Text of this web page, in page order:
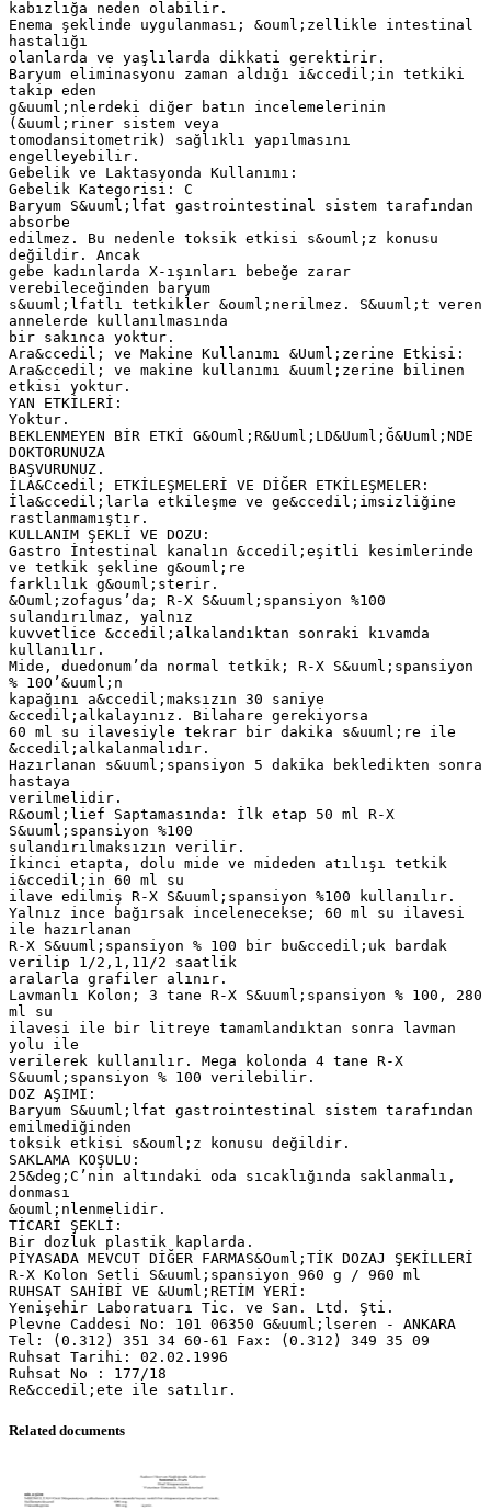
kabızlığa neden olabilir.
Enema şeklinde uygulanması; &ouml;zellikle intestinal
hastalığı
olanlarda ve yaşlılarda dikkati gerektirir.
Baryum eliminasyonu zaman aldığı i&ccedil;in tetkiki
takip eden
g&uuml;nlerdeki diğer batın incelemelerinin
(&uuml;riner sistem veya
tomodansitometrik) sağlıklı yapılmasını
engelleyebilir.
Gebelik ve Laktasyonda Kullanımı:
Gebelik Kategorisi: C
Baryum S&uuml;lfat gastrointestinal sistem tarafından
absorbe
edilmez. Bu nedenle toksik etkisi s&ouml;z konusu
değildir. Ancak
gebe kadınlarda X-ışınları bebeğe zarar
verebileceğinden baryum
s&uuml;lfatlı tetkikler &ouml;nerilmez. S&uuml;t veren
annelerde kullanılmasında
bir sakınca yoktur.
Ara&ccedil; ve Makine Kullanımı &Uuml;zerine Etkisi:
Ara&ccedil; ve makine kullanımı &uuml;zerine bilinen
etkisi yoktur.
YAN ETKİLERİ:
Yoktur.
BEKLENMEYEN BİR ETKİ G&Ouml;R&Uuml;LD&Uuml;Ğ&Uuml;NDE
DOKTORUNUZA
BAŞVURUNUZ.
İLA&Ccedil; ETKİLEŞMELERİ VE DİĞER ETKİLEŞMELER:
İla&ccedil;larla etkileşme ve ge&ccedil;imsizliğine
rastlanmamıştır.
KULLANIM ŞEKLİ VE DOZU:
Gastro İntestinal kanalın &ccedil;eşitli kesimlerinde
ve tetkik şekline g&ouml;re
farklılık g&ouml;sterir.
&Ouml;zofagus’da; R-X S&uuml;spansiyon %100
sulandırılmaz, yalnız
kuvvetlice &ccedil;alkalandıktan sonraki kıvamda
kullanılır.
Mide, duedonum’da normal tetkik; R-X S&uuml;spansiyon
% 10O’&uuml;n
kapağını a&ccedil;maksızın 30 saniye
&ccedil;alkalayınız. Bilahare gerekiyorsa
60 ml su ilavesiyle tekrar bir dakika s&uuml;re ile
&ccedil;alkalanmalıdır.
Hazırlanan s&uuml;spansiyon 5 dakika bekledikten sonra
hastaya
verilmelidir.
R&ouml;lief Saptamasında: İlk etap 50 ml R-X
S&uuml;spansiyon %100
sulandırılmaksızın verilir.
İkinci etapta, dolu mide ve mideden atılışı tetkik
i&ccedil;in 60 ml su
ilave edilmiş R-X S&uuml;spansiyon %100 kullanılır.
Yalnız ince bağırsak incelenecekse; 60 ml su ilavesi
ile hazırlanan
R-X S&uuml;spansiyon % 100 bir bu&ccedil;uk bardak
verilip 1/2,1,11/2 saatlik
aralarla grafiler alınır.
Lavmanlı Kolon; 3 tane R-X S&uuml;spansiyon % 100, 280
ml su
ilavesi ile bir litreye tamamlandıktan sonra lavman
yolu ile
verilerek kullanılır. Mega kolonda 4 tane R-X
S&uuml;spansiyon % 100 verilebilir.
DOZ AŞIMI:
Baryum S&uuml;lfat gastrointestinal sistem tarafından
emilmediğinden
toksik etkisi s&ouml;z konusu değildir.
SAKLAMA KOŞULU:
25&deg;C’nin altındaki oda sıcaklığında saklanmalı,
donması
&ouml;nlenmelidir.
TİCARİ ŞEKLİ:
Bir dozluk plastik kaplarda.
PİYASADA MEVCUT DİĞER FARMAS&Ouml;TİK DOZAJ ŞEKİLLERİ
R-X Kolon Setli S&uuml;spansiyon 960 g / 960 ml
RUHSAT SAHİBİ VE &Uuml;RETİM YERİ:
Yenişehir Laboratuarı Tic. ve San. Ltd. Şti.
Plevne Caddesi No: 101 06350 G&uuml;lseren - ANKARA
Tel: (0.312) 351 34 60-61 Fax: (0.312) 349 35 09
Ruhsat Tarihi: 02.02.1996
Ruhsat No : 177/18
Related documents